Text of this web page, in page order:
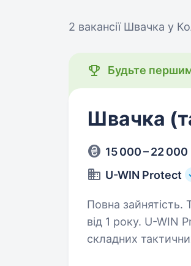
2 вакансії Швачка у
Будьте
Швачка
15 000 – 22 000
U-WIN Protect
Повна зайнятість.
від 1 року. U-WIN Protect — український виробник спорядження для
складних